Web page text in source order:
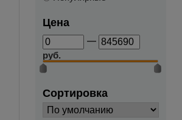
Цена
—
руб.
Сортировка